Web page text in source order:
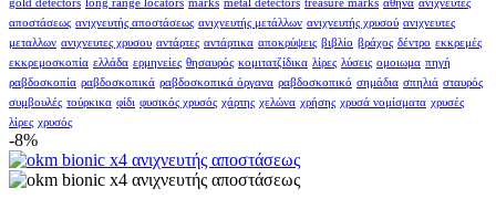
gold detectors long range locators marks metal detectors treasure marks αθήνα ανιχνευτές
αποστάσεως ανιχνευτής αποστάσεως ανιχνευτής μετάλλων ανιχνευτής χρυσού ανιχνευτες
μεταλλων ανιχνευτες χρυσου αντάρτες αντάρτικα αποκρύψεις βιβλίο βράχος δέντρο εκκρεμές
εκκρεμοσκοπία ελλάδα ερμηνείες θησαυρός κομιτατζίδικα λίρες λύσεις ομοιωμα πηγή
ραβδοσκοπία ραβδοσκοπικά ραβδοσκοπικά όργανα ραβδοσκοπικό σημάδια σπηλιά σταυρός
συμβουλές τούρκικα φίδι φυσικός χρυσός χάρτης χελώνα χρήσης χρυσά νομίσματα χρυσές
λίρες χρυσός
-8%